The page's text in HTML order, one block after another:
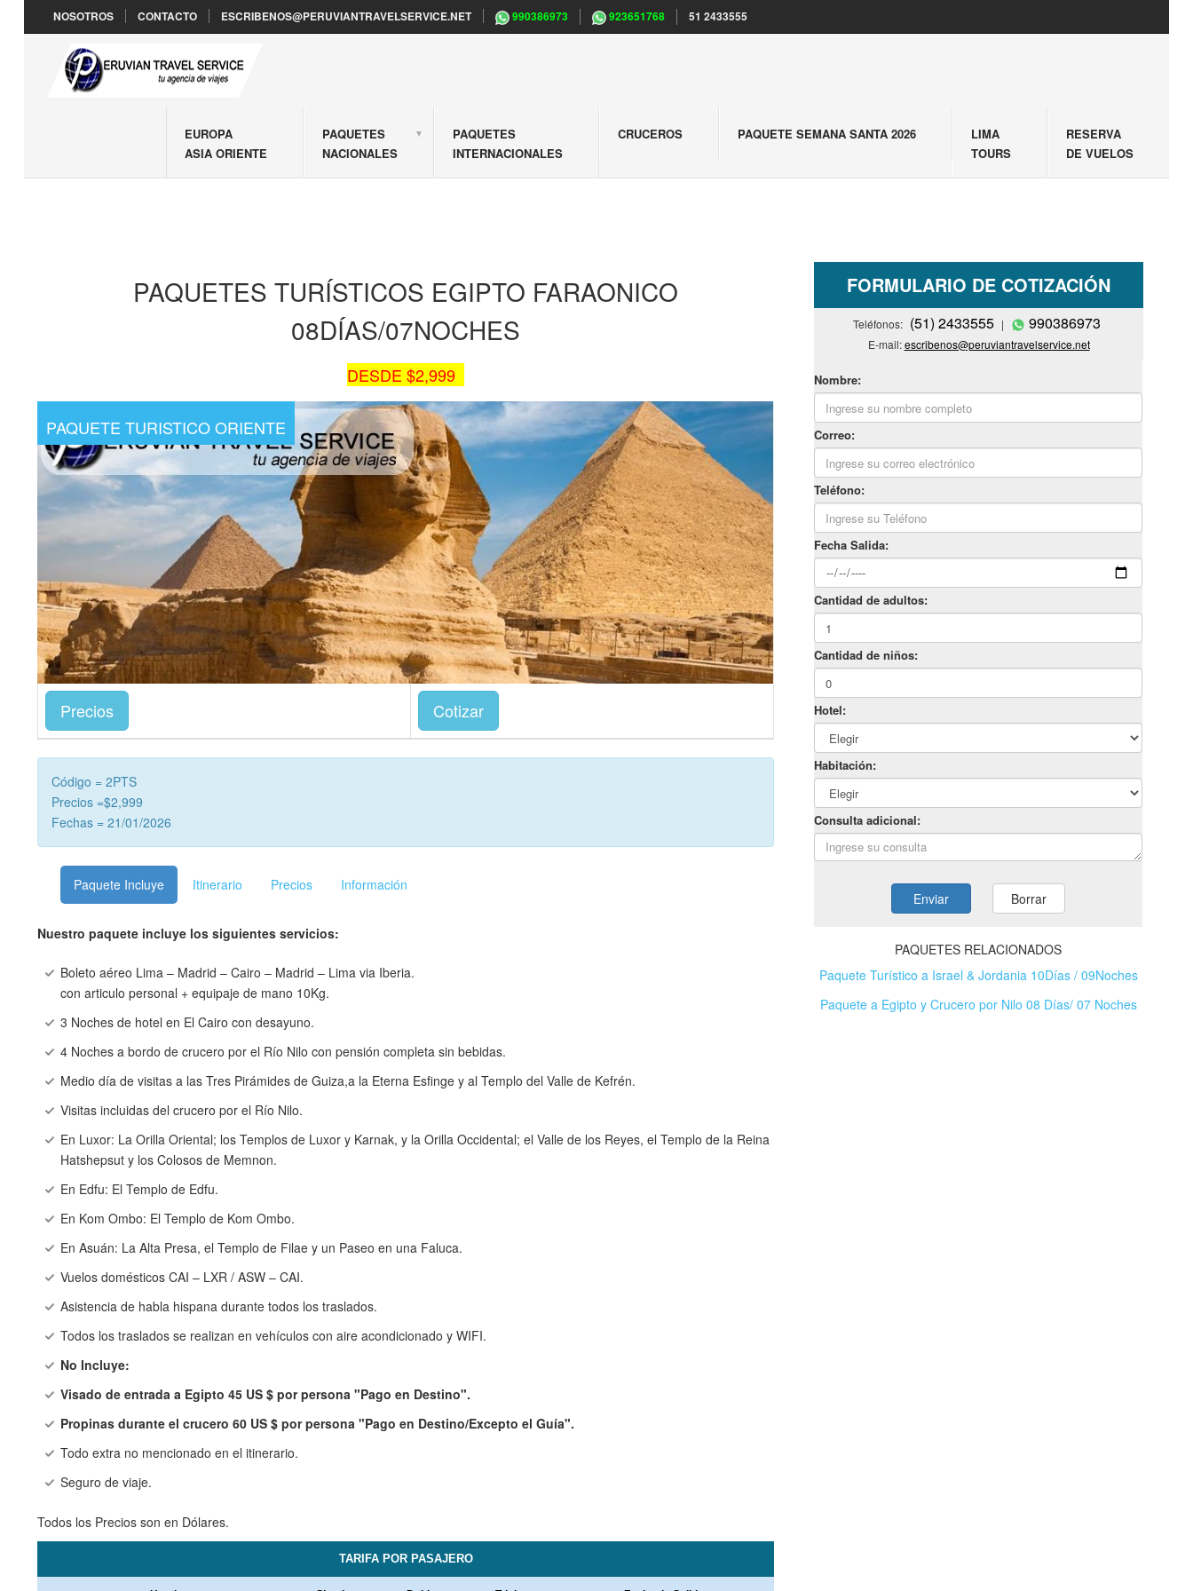
NOSOTROS CONTACTO ESCRIBENOS@PERUVIANTRAVELSERVICE.NET 990386973 923651768 51 2433555
EUROPA
ASIA ORIENTE
PAQUETES
NACIONALES
PAQUETES
INTERNACIONALES
CRUCEROS PAQUETE SEMANA SANTA 2026
LIMA
TOURS
RESERVA
DE VUELOS
PAQUETES TURÍSTICOS EGIPTO FARAONICO
08DÍAS/07NOCHES
DESDE $2,999
PAQUETE TURISTICO ORIENTE
Precios Cotizar
Código = 2PTS
Precios =$2,999
Fechas = 21/01/2026
Paquete Incluye Itinerario Precios Información
Nuestro paquete incluye los siguientes servicios:
Boleto aéreo Lima – Madrid – Cairo – Madrid – Lima via Iberia.
con articulo personal + equipaje de mano 10Kg.
3 Noches de hotel en El Cairo con desayuno.
4 Noches a bordo de crucero por el Río Nilo con pensión completa sin bebidas.
Medio día de visitas a las Tres Pirámides de Guiza,a la Eterna Esfinge y al Templo del Valle de Kefrén.
Visitas incluidas del crucero por el Río Nilo.
En Luxor: La Orilla Oriental; los Templos de Luxor y Karnak, y la Orilla Occidental; el Valle de los Reyes, el Templo de la Reina
Hatshepsut y los Colosos de Memnon.
En Edfu: El Templo de Edfu.
En Kom Ombo: El Templo de Kom Ombo.
En Asuán: La Alta Presa, el Templo de Filae y un Paseo en una Faluca.
Vuelos domésticos CAI – LXR / ASW – CAI.
Asistencia de habla hispana durante todos los traslados.
Todos los traslados se realizan en vehículos con aire acondicionado y WIFI.
No Incluye:
Visado de entrada a Egipto 45 US $ por persona "Pago en Destino".
Propinas durante el crucero 60 US $ por persona "Pago en Destino/Excepto el Guía".
Todo extra no mencionado en el itinerario.
Seguro de viaje.
Todos los Precios son en Dólares.
FORMULARIO DE COTIZACIÓN
Teléfonos: (51) 2433555 | 990386973
E-mail:escribenos@peruviantravelservice.net
PAQUETES RELACIONADOS
Paquete Turístico a Israel & Jordania 10Días / 09Noches
Paquete a Egipto y Crucero por Nilo 08 Días/ 07 Noches